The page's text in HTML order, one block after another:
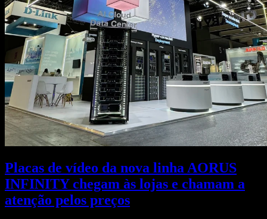
Placas de vídeo da nova linha AORUS
INFINITY chegam às lojas e chamam a
atenção pelos preços